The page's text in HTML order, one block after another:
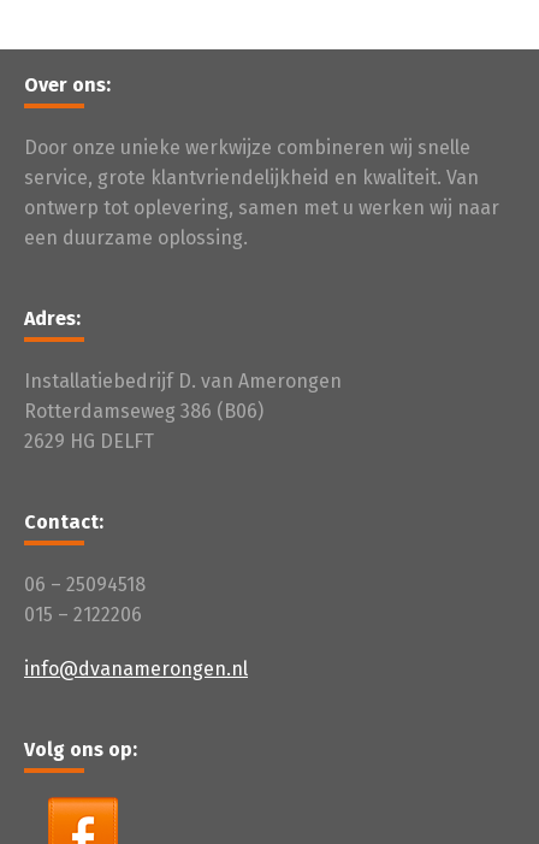
Over ons:
Door onze unieke werkwijze combineren wij snelle
service, grote klantvriendelijkheid en kwaliteit. Van
ontwerp tot oplevering, samen met u werken wij naar
een duurzame oplossing.
Adres:
Installatiebedrijf D. van Amerongen
Rotterdamseweg 386 (B06)
2629 HG DELFT
Contact:
06 – 25094518
015 – 2122206
info@dvanamerongen.nl
Volg ons op: